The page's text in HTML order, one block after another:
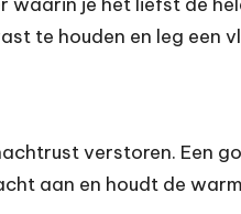
te houden en leg een
verstoren. Een
aan en houdt de